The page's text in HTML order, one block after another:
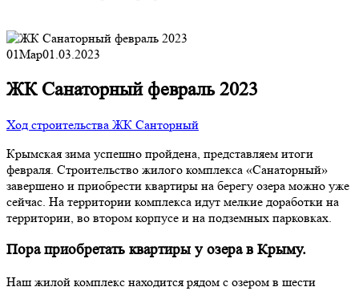
01Мар01.03.2023
ЖК Санаторный февраль 2023
Ход строительства ЖК Санторный
Крымская зима успешно пройдена, представляем итоги
февраля. Строительство жилого комплекса «Санаторный»
завершено и приобрести квартиры на берегу озера можно уже
сейчас. На территории комплекса идут мелкие доработки на
территории, во втором корпусе и на подземных парковках.
Пора приобретать квартиры у озера в Крыму.
Наш жилой комплекс находится рядом с озером в шести